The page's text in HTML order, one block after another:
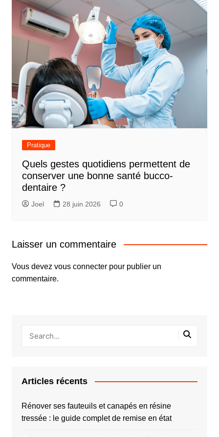
Pratique
Quels gestes quotidiens permettent de
conserver une bonne santé bucco-
dentaire ?
Joel 28 juin 2026 0
Laisser un commentaire
Vous devez vous connecterpour publier un
commentaire.
Articles récents
Rénover ses fauteuils et canapés en résine
tressée : le guide complet de remise en état